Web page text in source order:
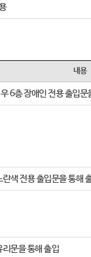
내용
6층 장애인 전용 출입문
색 전용 출입문을 통해
문을 통해 출입